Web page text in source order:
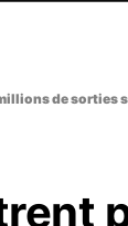
de sorties